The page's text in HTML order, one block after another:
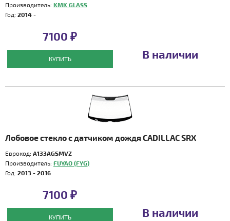
Производитель: KMK GLASS
Год: 2014 -
7100 ₽
КУПИТЬ В наличии
Лобовое стекло с датчиком дождя CADILLAC SRX
Еврокод: A133AGSMVZ
Производитель: FUYAO (FYG)
Год: 2013 - 2016
7100 ₽
КУПИТЬ В наличии